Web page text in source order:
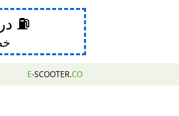
⛽
E-SCOOTER.CO